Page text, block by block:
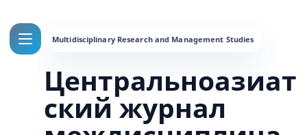
Центральноазиат
ский журнал